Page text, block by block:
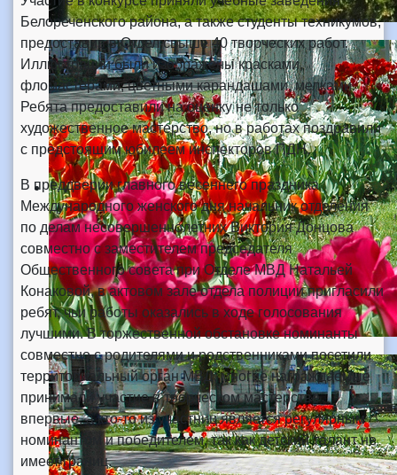
Белореченского района, а также студенты техникумов,
предоставив в Отдел свыше 40 творческих работ.
Иллюстрации были изображены красками,
фломастерами, цветными карандашами, мелками.
Ребята предоставили на оценку не только
художественное мастерство, но в работах поздравили
с предстоящим юбилеем инспекторов ПДН.
В преддверии главного весеннего праздника
Международного женского дня начальник отделения
по делам несовершеннолетних Виктория Донцова
совместно с заместителем председателя
Общественного совета при Отделе МВД Натальей
Конаковой, в актовом зале отдела полиции пригласили
ребят, чьи работы оказались в ходе голосования
лучшими. В торжественной обстановке номинанты
совместно с родителями и родственниками посетили
территориальный орган МВД, многие награждаемые
принимали участие в творческом мастерстве
впервые, а кто-то из участниц является регулярным
номинантом и победителем, так как детский талант не
имеет границ.